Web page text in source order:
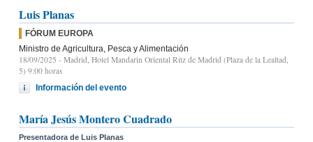
Luis Planas
FÓRUM EUROPA
Ministro de Agricultura, Pesca y Alimentación
18/09/2025 - Madrid, Hotel Mandarin Oriental Ritz de Madrid (Plaza de la Lealtad,
5) 9:00 horas
Información del evento
María Jesús Montero Cuadrado
Presentadora de Luis Planas